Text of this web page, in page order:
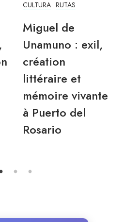
CULTURA RUTAS
Miguel de
Unamuno: Exil,
literarisches
Schaffen und
lebendige
Erinnerung in
Puerto del